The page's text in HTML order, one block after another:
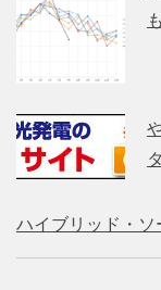
ハイブリッド・ソ